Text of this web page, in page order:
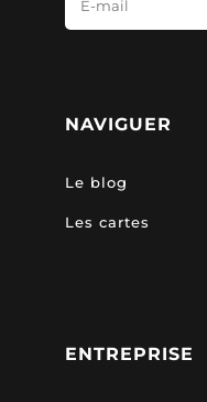
NAVIGUER
Le blog
Les cartes
ENTREPRISE